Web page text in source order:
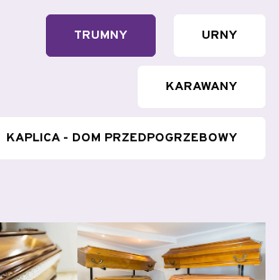
TRUMNY URNY
KARAWANY
KAPLICA - DOM PRZEDPOGRZEBOWY